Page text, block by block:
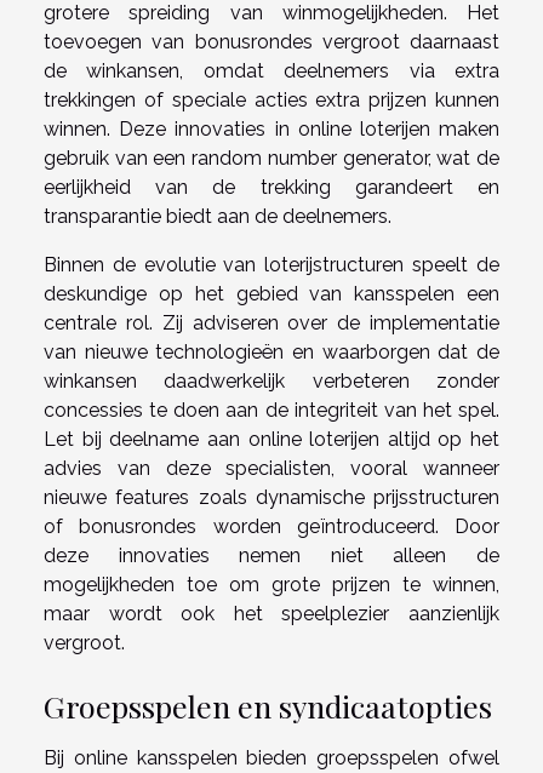
grotere spreiding van winmogelijkheden. Het
toevoegen van bonusrondes vergroot daarnaast
de winkansen, omdat deelnemers via extra
trekkingen of speciale acties extra prijzen kunnen
winnen. Deze innovaties in online loterijen maken
gebruik van een random number generator, wat de
eerlijkheid van de trekking garandeert en
transparantie biedt aan de deelnemers.
Binnen de evolutie van loterijstructuren speelt de
deskundige op het gebied van kansspelen een
centrale rol. Zij adviseren over de implementatie
van nieuwe technologieën en waarborgen dat de
winkansen daadwerkelijk verbeteren zonder
concessies te doen aan de integriteit van het spel.
Let bij deelname aan online loterijen altijd op het
advies van deze specialisten, vooral wanneer
nieuwe features zoals dynamische prijsstructuren
of bonusrondes worden geïntroduceerd. Door
deze innovaties nemen niet alleen de
mogelijkheden toe om grote prijzen te winnen,
maar wordt ook het speelplezier aanzienlijk
vergroot.
Groepsspelen en syndicaatopties
Bij online kansspelen bieden groepsspelen ofwel